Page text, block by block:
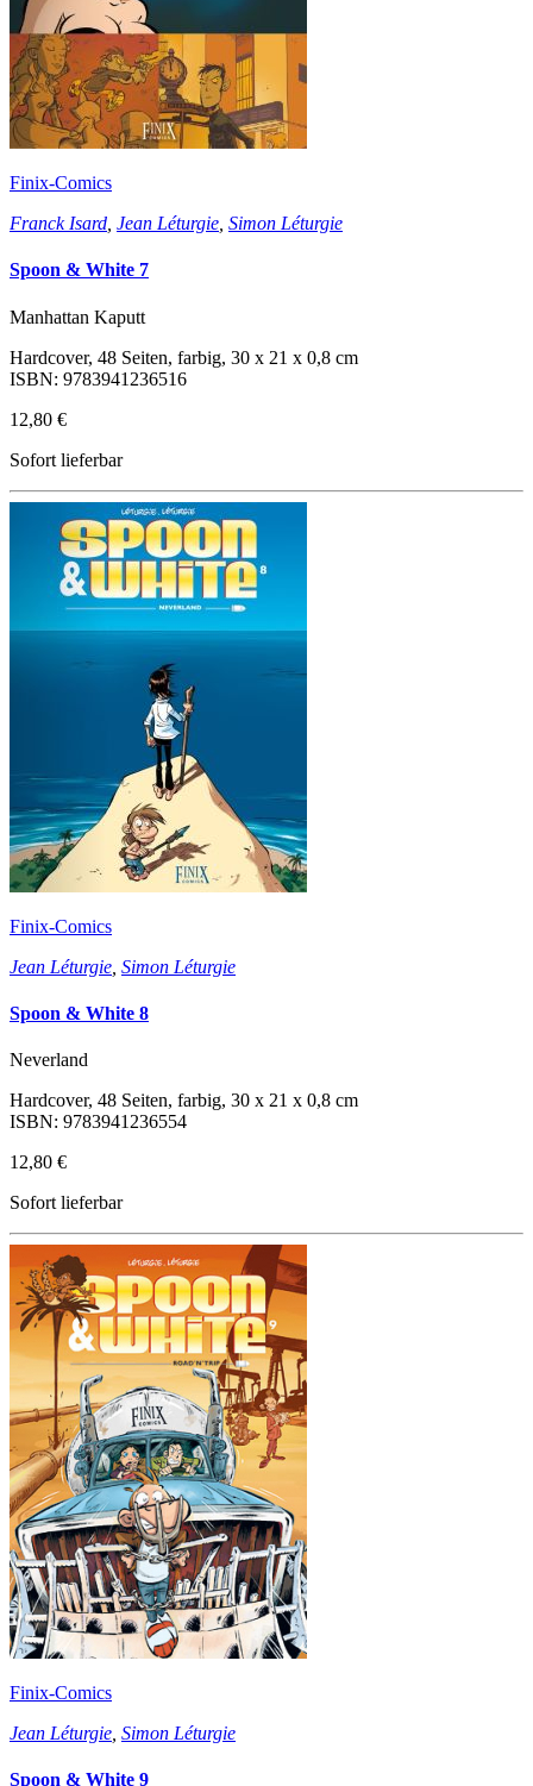
Finix-Comics
Franck Isard Jean Léturgie Simon Léturgie
Spoon & White 7
Manhattan Kaputt
Hardcover, 48 Seiten, farbig, 30 x 21 x 0,8 cm
ISBN: 9783941236516
12,80 €
Sofort lieferbar
Finix-Comics
Jean Léturgie Simon Léturgie
Spoon & White 8
Neverland
Hardcover, 48 Seiten, farbig, 30 x 21 x 0,8 cm
ISBN: 9783941236554
12,80 €
Sofort lieferbar
Finix-Comics
Jean Léturgie Simon Léturgie
Spoon & White 9